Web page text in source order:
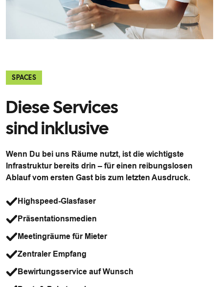
SPACES
Diese Services
sind inklusive
Wenn Du bei uns Räume nutzt, ist die wichtigste
Infrastruktur bereits drin – für einen reibungslosen
Ablauf vom ersten Gast bis zum letzten Ausdruck.
Highspeed-Glasfaser
Präsentationsmedien
Meetingräume für Mieter
Zentraler Empfang
Bewirtungsservice auf Wunsch